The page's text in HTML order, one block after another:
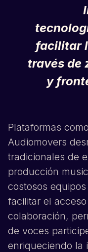
facilitar
través de
y
Plataformas
Audiomovers
tradicionales de
producción
costosos
facilitar el
colaboración,
de voces
enriqueciendo la